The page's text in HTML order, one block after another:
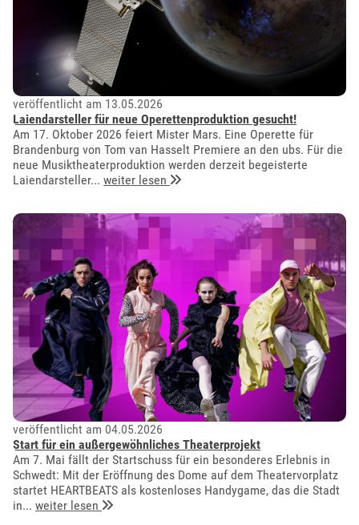
veröffentlicht am 13.05.2026
Laiendarsteller für neue Operettenproduktion gesucht!
Am 17. Oktober 2026 feiert Mister Mars. Eine Operette für
Brandenburg von Tom van Hasselt Premiere an den ubs. Für die
neue Musiktheaterproduktion werden derzeit begeisterte
Laiendarsteller...weiter lesen
veröffentlicht am 04.05.2026
Start für ein außergewöhnliches Theaterprojekt
Am 7. Mai fällt der Startschuss für ein besonderes Erlebnis in
Schwedt: Mit der Eröffnung des Dome auf dem Theatervorplatz
startet HEARTBEATS als kostenloses Handygame, das die Stadt
in...weiter lesen